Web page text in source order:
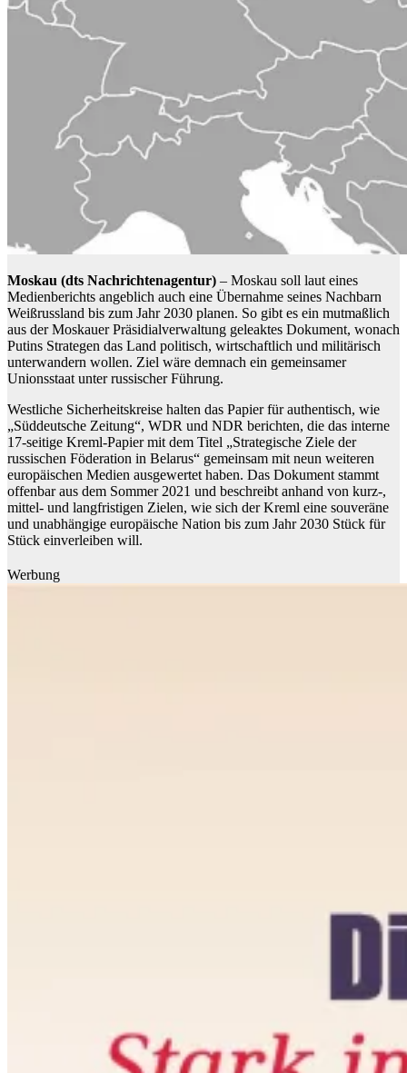
Moskau (dts Nachrichtenagentur) – Moskau soll laut eines
Medienberichts angeblich auch eine Übernahme seines Nachbarn
Weißrussland bis zum Jahr 2030 planen. So gibt es ein mutmaßlich
aus der Moskauer Präsidialverwaltung geleaktes Dokument, wonach
Putins Strategen das Land politisch, wirtschaftlich und militärisch
unterwandern wollen. Ziel wäre demnach ein gemeinsamer
Unionsstaat unter russischer Führung.
Westliche Sicherheitskreise halten das Papier für authentisch, wie
„Süddeutsche Zeitung“, WDR und NDR berichten, die das interne
17-seitige Kreml-Papier mit dem Titel „Strategische Ziele der
russischen Föderation in Belarus“ gemeinsam mit neun weiteren
europäischen Medien ausgewertet haben. Das Dokument stammt
offenbar aus dem Sommer 2021 und beschreibt anhand von kurz-,
mittel- und langfristigen Zielen, wie sich der Kreml eine souveräne
und unabhängige europäische Nation bis zum Jahr 2030 Stück für
Stück einverleiben will.
Werbung